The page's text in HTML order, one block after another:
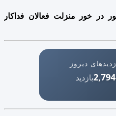
در خور منزلت فعالان فداکار
دیروز
2,794بازدید